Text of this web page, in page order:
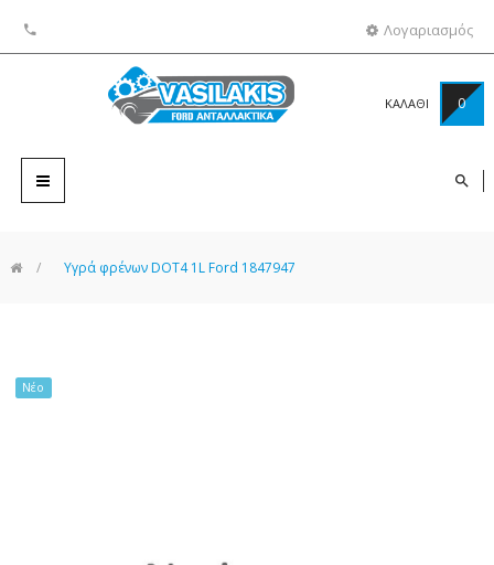
Λογαριασμός
Toggle
navigation
ΚΑΛΑΘΙ 0
> Υγρά φρένων DOT4 1L Ford 1847947
Νέο